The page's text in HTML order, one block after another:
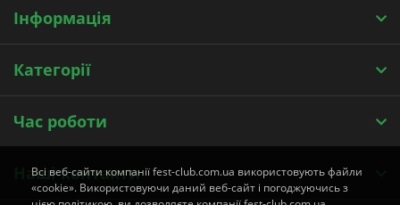
Інформація
Категорії
Час роботи
Наші контакти
Всі веб-сайти компанії fest-club.com.ua використовують файли
«cookie». Використовуючи даний веб-сайт і погоджуючись з